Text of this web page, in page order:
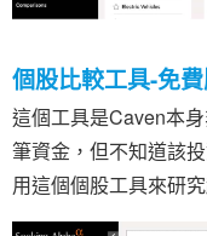
個股比較工具-免
這個工具是Caven本
筆資金，但不知道該
用這個個股工具來研